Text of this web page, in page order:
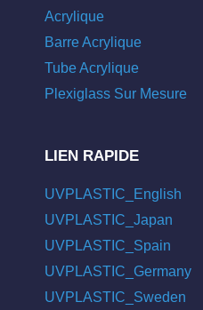
Acrylique
Barre Acrylique
Tube Acrylique
Plexiglass Sur Mesure
LIEN RAPIDE
UVPLASTIC_English
UVPLASTIC_Japan
UVPLASTIC_Spain
UVPLASTIC_Germany
UVPLASTIC_Sweden